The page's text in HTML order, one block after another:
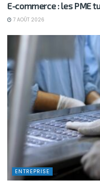
E-commerce : les PME
7 AOÛT 2026
ENTREPRISE